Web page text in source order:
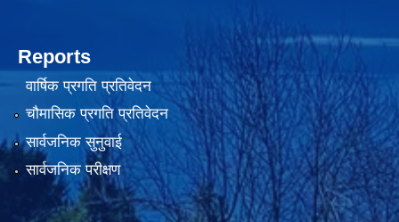
Reports
वार्षिक प्रगति प्रतिवेदन
चौमासिक प्रगति प्रतिवेदन
सार्वजनिक सुनुवाई
सार्वजनिक परीक्षण